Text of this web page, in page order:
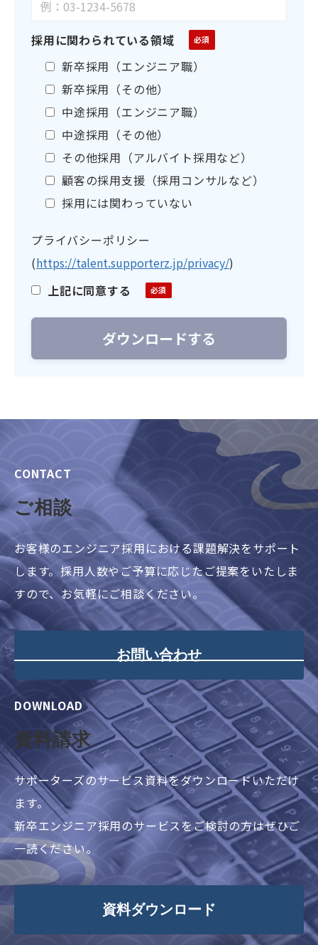
採用に関わられている領域
新卒採用（エンジニア職）
新卒採用（その他）
中途採用（エンジニア職）
中途採用（その他）
その他採用（アルバイト採用など）
顧客の採用支援（採用コンサルなど）
採用には関わっていない
プライバシーポリシー
(https://talent.supporterz.jp/privacy/)
上記に同意する
CONTACT
ご相談
お客様のエンジニア採用における課題解決をサポート
します。採用人数やご予算に応じたご提案をいたしま
すので、お気軽にご相談ください。
お問い合わせ
DOWNLOAD
資料請求
サポーターズのサービス資料をダウンロードいただけ
ます。
新卒エンジニア採用のサービスをご検討の方はぜひご
一読ください。
資料ダウンロード